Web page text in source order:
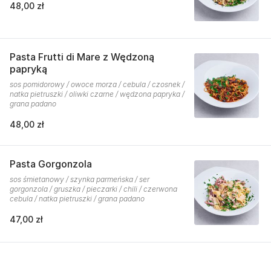
48,00 zł
Pasta Frutti di Mare z Wędzoną
papryką
sos pomidorowy / owoce morza / cebula / czosnek /
natka pietruszki / oliwki czarne / wędzona papryka /
grana padano
48,00 zł
Pasta Gorgonzola
sos śmietanowy / szynka parmeńska / ser
gorgonzola / gruszka / pieczarki / chili / czerwona
cebula / natka pietruszki / grana padano
47,00 zł